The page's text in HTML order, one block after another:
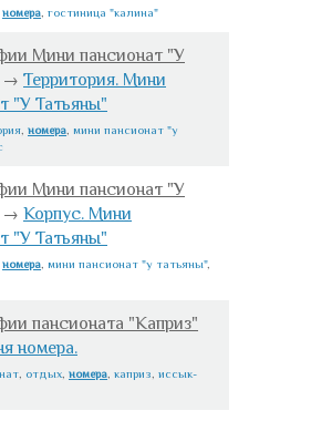
номера гостиница "калина"
Мини пансионат "У
→ Территория. Мини
"У Татьяны"
номера мини пансионат "у
Мини пансионат "У
→ Корпус. Мини
"У Татьяны"
номера мини пансионат "у татьяны",
пансионата "Каприз"
номера.
отдых номера каприз иссык-